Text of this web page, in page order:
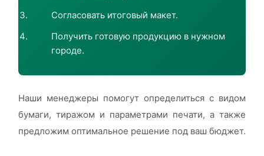
Согласовать итоговый макет.
Получить готовую продукцию в нужном
городе.
Наши менеджеры помогут определиться с видом
бумаги, тиражом и параметрами печати, а также
предложим оптимальное решение под ваш бюджет.